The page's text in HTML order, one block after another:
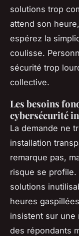
solutions trop
attend son
espérez la
coulisse.
sécurité trop
collective.
Les besoins
cybersécurité
La demande ne
installation
remarque pas,
risque se profile.
solutions
heures
insistent sur une
des répondants